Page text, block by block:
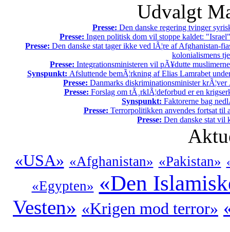
Udvalgt
Presse: Den danske regering tvinger
Presse: Ingen politisk dom vil stoppe kaldet:
Presse: Den danske stat tager ikke ved lÃ¦re af Afghanistan-
kolonialismens
Presse: Integrationsministeren vil pÃ¥dutte
Synspunkt: Afsluttende bemÃ¦rkning af Elias Lamrabet
Presse: Danmarks diskriminationsminister
Presse: Forslag om tÃ¸rklÃ¦deforbud er en
Synspunkt: Faktorerne bag
Presse: Terrorpolitikken anvendes fortsat til
Presse: Den danske stat vil
«USA» «Afghanistan» «Pakistan»
«Egypten» «Den
Vesten» «Krigen mod terror»